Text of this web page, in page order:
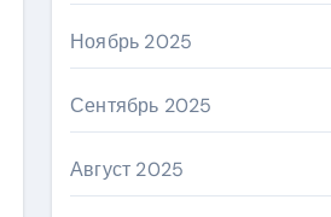
Ноябрь 2025
Сентябрь 2025
Август 2025